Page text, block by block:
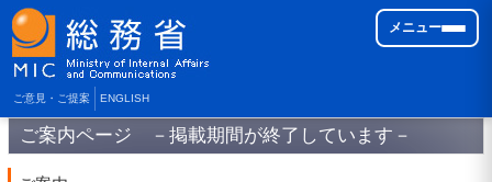
ご意見・ご提案 ENGLISH
メニュー
ご案内ページ －掲載期間が終了しています－